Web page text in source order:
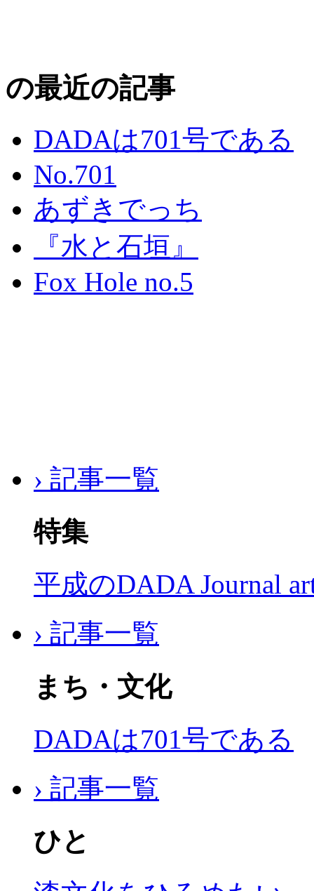
の最近の記事
DADAは701号である
No.701
あずきでっち
『水と石垣』
Fox Hole no.5
› 記事一覧
特集
平成のDADA Journal
› 記事一覧
まち・文化
DADAは701号である
› 記事一覧
ひと